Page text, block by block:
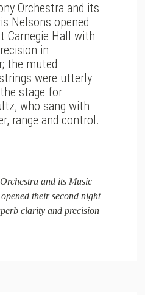
Orchestra and its
Nelsons opened
Carnegie Hall with
in
the muted
were utterly
stage for
who sang with
range and control.
and its Music
their second night
clarity and precision